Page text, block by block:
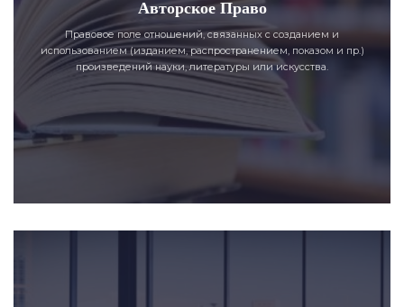
Авторское Право
Правовое поле отношений, связанных с созданием и
использованием (изданием, распространением, показом и пр.)
произведений науки, литературы или искусства.